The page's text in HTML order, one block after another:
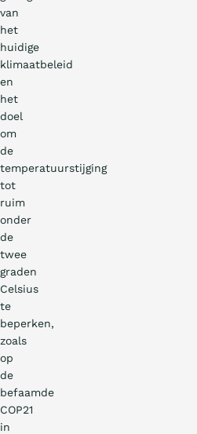
van
het
huidige
klimaatbeleid
en
het
doel
om
de
temperatuurstijging
tot
ruim
onder
de
twee
graden
Celsius
te
beperken,
zoals
op
de
befaamde
COP21
in